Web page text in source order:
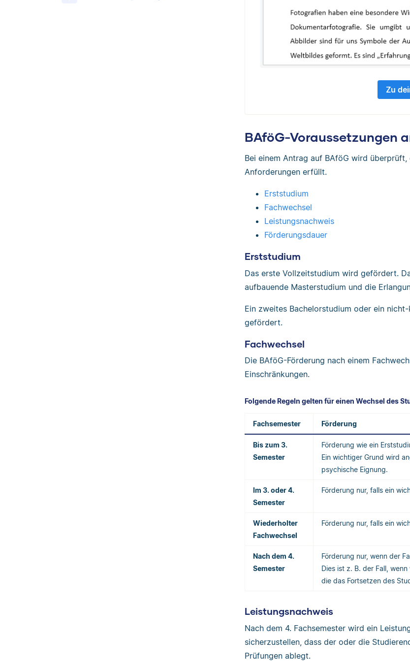
Zu
BAföG-Voraussetzungen
Bei einem Antrag auf BAföG wird
Anforderungen erfüllt.
Erststudium
Fachwechsel
Leistungsnachweis
Förderungsdauer
Erststudium
Das erste Vollzeitstudium wird gefördert.
aufbauende Masterstudium und die
Ein zweites Bachelorstudium oder ein
gefördert.
Fachwechsel
Die BAföG-Förderung nach einem
Einschränkungen.
Folgende Regeln gelten für einen Wechsel des
Fachsemester Förderung
Bis zum 3.
Semester
Förderung wie ein
Ein wichtiger Grund wird
psychische Eignung.
Im 3. oder 4.
Semester
Förderung nur, falls ein
Wiederholter
Fachwechsel
Förderung nur, falls ein
Nach dem 4.
Semester
Förderung nur, wenn der
Dies ist z. B. der Fall,
die das Fortsetzen des
Leistungsnachweis
Nach dem 4. Fachsemester wird ein
sicherzustellen, dass der oder die
Prüfungen ablegt.